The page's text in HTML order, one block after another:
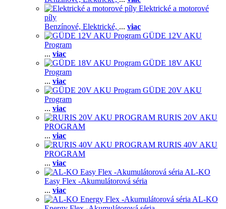
Elektrické a motorové
píly
Benzínové, Elektrické, ... viac
GÜDE 12V AKU
Program
... viac
GÜDE 18V AKU
Program
... viac
GÜDE 20V AKU
Program
... viac
RURIS 20V AKU
PROGRAM
... viac
RURIS 40V AKU
PROGRAM
... viac
AL-KO
Easy Flex -Akumulátorová séria
... viac
AL-KO